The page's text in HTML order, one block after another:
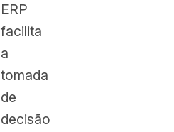
ERP
facilita
a
tomada
de
decisão